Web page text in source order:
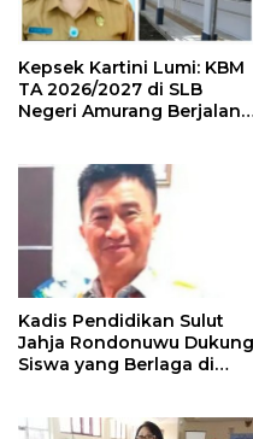
Kepsek Kartini Lumi: KBM
TA 2026/2027 di SLB
Negeri Amurang Berjalan
Kadis Pendidikan Sulut
Jahja Rondonuwu Dukung
Siswa yang Berlaga di